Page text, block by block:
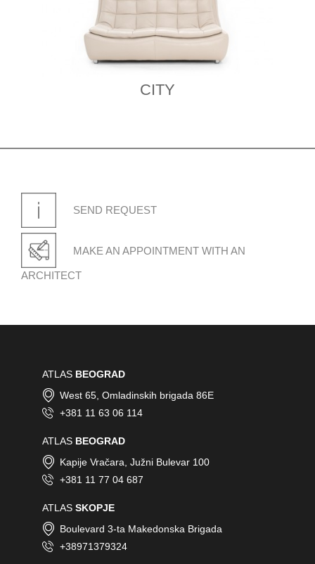
CITY
SEND REQUEST
MAKE AN APPOINTMENT WITH AN
ARCHITECT
ATLAS BEOGRAD
West 65, Omladinskih brigada 86E
+381 11 63 06 114
ATLAS BEOGRAD
Kapije Vračara, Južni Bulevar 100
+381 11 77 04 687
ATLAS SKOPJE
Boulevard 3-ta Makedonska Brigada
+38971379324